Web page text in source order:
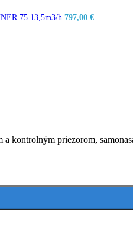
75 13,5m3/h 797,00 €
kontrolným priezorom,